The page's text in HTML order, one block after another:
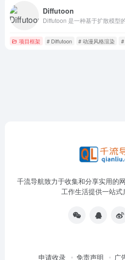
Diffutoon
项目框架 # Diffutoon # 动漫风格渲染
千流导航致力于收集和分享实用的
工作生活提供一站式
申请收录 免责声明 广